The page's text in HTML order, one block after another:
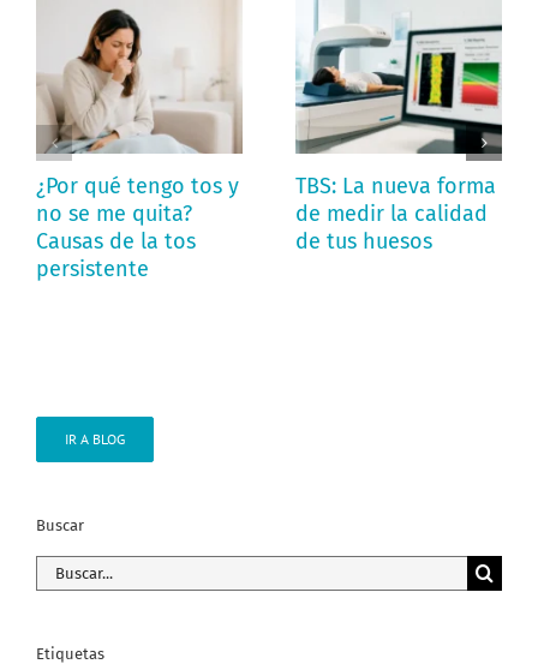
¿Por qué tengo tos y
no se me quita?
Causas de la tos
persistente
TBS: La nueva forma
de medir la calidad
de tus huesos
IR A BLOG
Buscar
Buscar:
Etiquetas